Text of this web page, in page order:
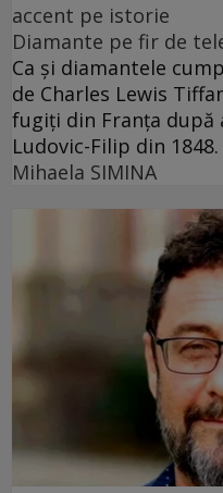
accent pe istorie
Diamante pe fir de
Ca și diamantele
de Charles Lewis
fugiți din Franța după
Ludovic-Filip din 1848.
Mihaela SIMINA